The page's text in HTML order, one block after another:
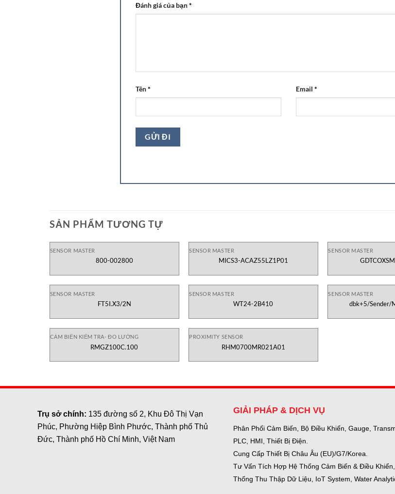
Đánh giá của bạn*
Tên* Email *
SẢN PHẨM TƯƠNG TỰ
SENSOR MASTER
800-002800
SENSOR MASTER
MICS3-ACAZ55LZ1P01
SENSOR MASTER
SENSOR MASTER
FT5I.X3/2N
SENSOR MASTER
WT24-2B410
SENSOR MASTER
dbk+5/Sender/
CẢM BIẾN KIỂM TRA- ĐO LƯỜNG
RMGZ100C.100
PROXIMITY SENSOR
RHM0700MR021A01
Trụ sở chính: 135 đường số 2, Khu Đô Thị Vạn
Phúc, Phường Hiệp Bình Phước, Thành phố Thủ
Đức, Thành phố Hồ Chí Minh, Việt Nam
GIẢI PHÁP & DỊCH VỤ
Phân Phối Cảm Biến, Bộ Điều Khiển, Gauge,
PLC, HMI, Thiết Bị Điện.
Cung Cấp Thiết Bị Châu Âu (EU)/G7/Korea.
Tư Vấn Tích Hợp Hệ Thống Cảm Biến & Điều
Thống Thu Thập Dữ Liệu, IoT System, Water